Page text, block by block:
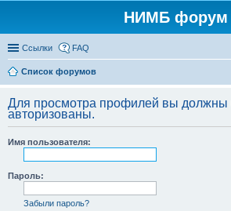
НИМБ форум
Ссылки FAQ
Список форумов
Для просмотра профилей вы должны
авторизованы.
Имя пользователя:
Пароль:
Забыли пароль?